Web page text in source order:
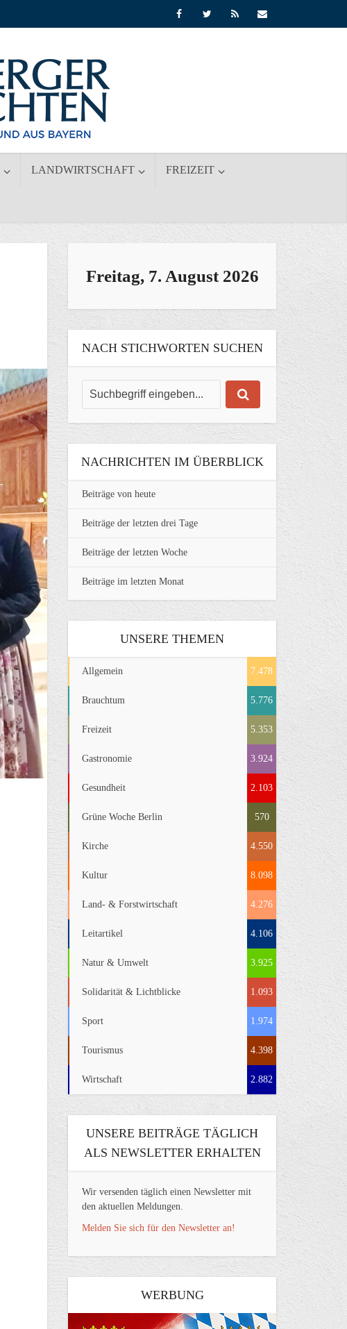
LANDWIRTSCHAFT FREIZEIT
Freitag, 7. August 2026
NACH STICHWORTEN SUCHEN
NACHRICHTEN IM ÜBERBLICK
Beiträge von heute
Beiträge der letzten drei Tage
Beiträge der letzten Woche
Beiträge im letzten Monat
UNSERE THEMEN
Allgemein 7.478
Brauchtum 5.776
Freizeit 5.353
Gastronomie 3.924
Gesundheit 2.103
Grüne Woche Berlin 570
Kirche 4.550
Kultur 8.098
Land- & Forstwirtschaft 4.276
Leitartikel 4.106
Natur & Umwelt 3.925
Solidarität & Lichtblicke 1.093
Sport 1.974
Tourismus 4.398
Wirtschaft 2.882
UNSERE BEITRÄGE TÄGLICH
ALS NEWSLETTER ERHALTEN
Wir versenden täglich einen Newsletter mit
den aktuellen Meldungen.
Melden Sie sich für den Newsletter an!
WERBUNG